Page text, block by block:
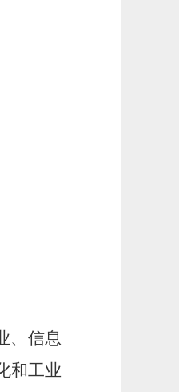
、信息
和工业